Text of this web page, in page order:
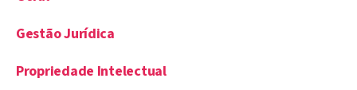
Gestão Jurídica
Propriedade Intelectual